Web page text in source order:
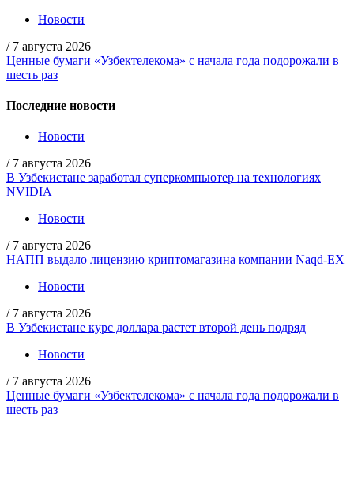
Новости
/ 7 августа 2026
Ценные бумаги «Узбектелекома» с начала года подорожали в
шесть раз
Последние новости
Новости
/ 7 августа 2026
В Узбекистане заработал суперкомпьютер на технологиях
NVIDIA
Новости
/ 7 августа 2026
НАПП выдало лицензию криптомагазина компании Naqd-EX
Новости
/ 7 августа 2026
В Узбекистане курс доллара растет второй день подряд
Новости
/ 7 августа 2026
Ценные бумаги «Узбектелекома» с начала года подорожали в
шесть раз